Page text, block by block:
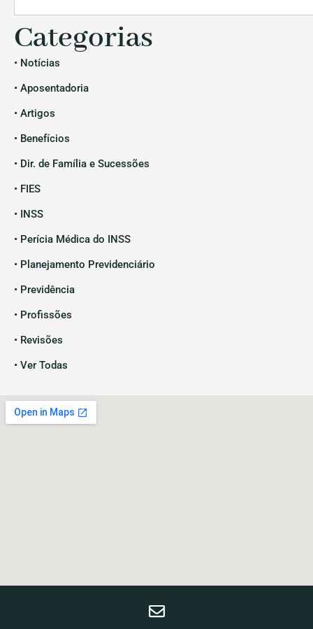
Categorias
• Notícias
• Aposentadoria
• Artigos
• Benefícios
• Dir. de Família e Sucessões
• FIES
• INSS
• Perícia Médica do INSS
• Planejamento Previdenciário
• Previdência
• Profissões
• Revisões
• Ver Todas